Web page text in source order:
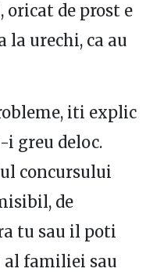
oricat de prost e
la urechi, ca au
iti explic
i greu deloc.
concursului
de
tu sau il poti
al familiei sau